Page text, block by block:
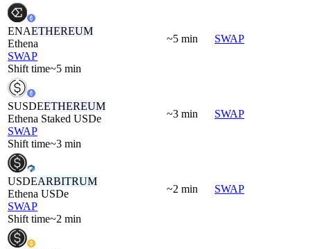
ENAETHEREUM
Ethena
SWAP
Shift time~5 min
~5 min SWAP
SUSDEETHEREUM
Ethena Staked USDe
SWAP
Shift time~3 min
~3 min SWAP
USDEARBITRUM
Ethena USDe
SWAP
Shift time~2 min
~2 min SWAP